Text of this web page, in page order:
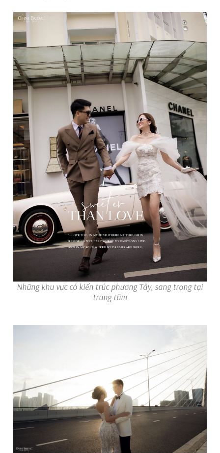
Những khu vực có kiến trúc phương Tây, sang trọng tại
trung tâm